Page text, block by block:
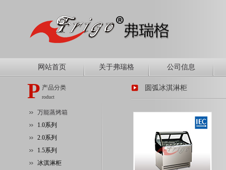
网站首页 关于弗瑞格 公司信息
P 产品分类
roduct
万能蒸烤箱
1.0系列
2.0系列
1.5系列
冰淇淋柜
圆弧冰淇淋柜